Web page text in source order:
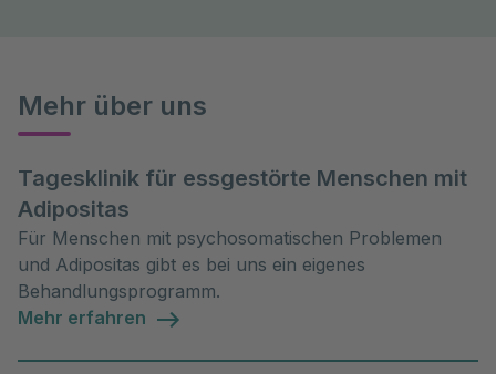
Mehr über uns
Tagesklinik für essgestörte Menschen mit
Adipositas
Für Menschen mit psychosomatischen Problemen
und Adipositas gibt es bei uns ein eigenes
Behandlungsprogramm.
Mehr erfahren